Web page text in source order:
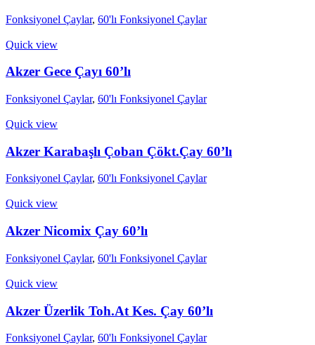
Fonksiyonel Çaylar, 60'lı Fonksiyonel Çaylar
Quick view
Akzer Gece Çayı 60’lı
Fonksiyonel Çaylar, 60'lı Fonksiyonel Çaylar
Quick view
Akzer Karabaşlı Çoban Çökt.Çay 60’lı
Fonksiyonel Çaylar, 60'lı Fonksiyonel Çaylar
Quick view
Akzer Nicomix Çay 60’lı
Fonksiyonel Çaylar, 60'lı Fonksiyonel Çaylar
Quick view
Akzer Üzerlik Toh.At Kes. Çay 60’lı
Fonksiyonel Çaylar, 60'lı Fonksiyonel Çaylar